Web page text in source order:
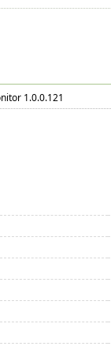
1.0.0.121